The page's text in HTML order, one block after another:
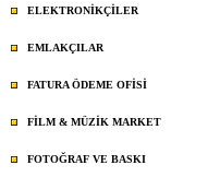
ELEKTRONİKÇİLER
EMLAKÇILAR
FATURA ÖDEME OFİSİ
FİLM & MÜZİK MARKET
FOTOĞRAF VE BASKI